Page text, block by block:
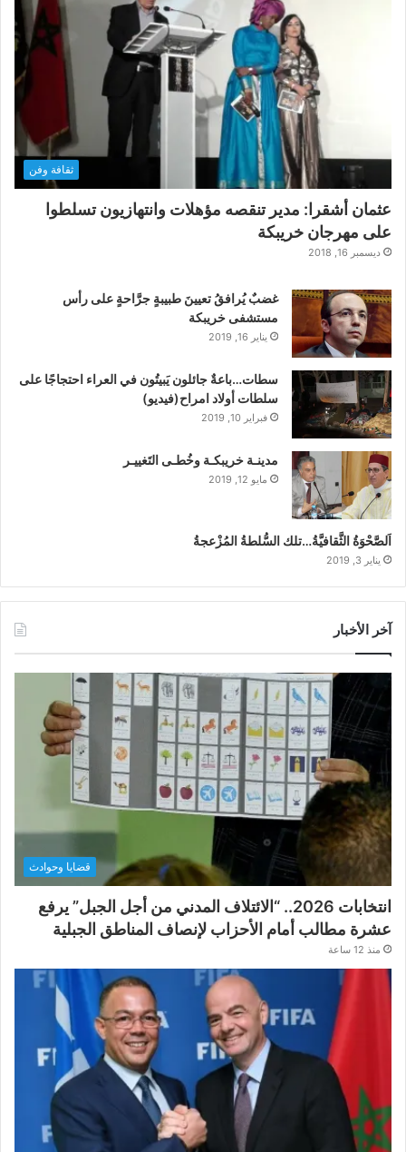
ثقافة وفن
عثمان أشقرا: مدير تنقصه مؤهلات وانتهازيون تسلطوا
على مهرجان خريبكة
ديسمبر 16, 2018
غضبٌ يُرافقُ تعيينَ طبيبةٍ جرَّاحةٍ على رأس
مستشفى خريبكة
يناير 16, 2019
سطات…باعةٌ جائلون يَبيتُون في العراء احتجاجًا على
سلطات أولاد امراح(فيديو)
فبراير 10, 2019
مدينـة خريبكـة وخُطـى التَغييـر
مايو 12, 2019
اَلصَّحْوَةُ الثَّقافيَّةُ…تلك السُّلطةُ المُزْعجةُ
يناير 3, 2019
آخر الأخبار
قضايا وحوادث
انتخابات 2026.. “الائتلاف المدني من أجل الجبل” يرفع
عشرة مطالب أمام الأحزاب لإنصاف المناطق الجبلية
منذ 12 ساعة